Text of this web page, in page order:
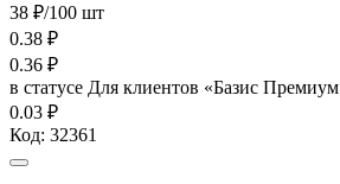
38 ₽/100 шт
0.38 ₽
0.36 ₽
в статусе Для клиентов «Базис
0.03 ₽
Код: 32361